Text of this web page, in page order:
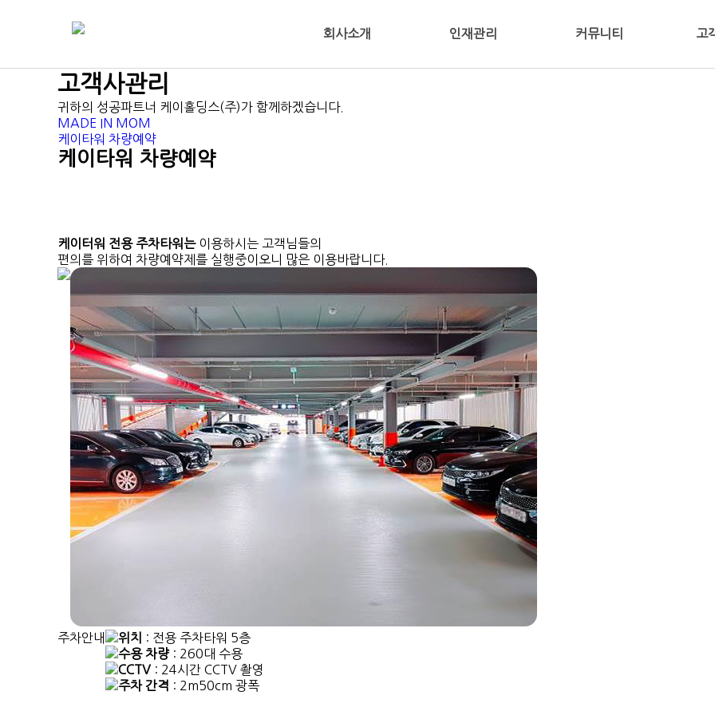
회사소개 인재관리 커뮤니티 고
고객사관리
귀하의 성공파트너 케이홀딩스(주)가 함께하겠습니다.
MADE IN MOM
케이타워 차량예약
케이타워 차량예약
케이터워 전용 주차타워는이용하시는 고객님들의
편의를 위하여 차량예약제를 실행중이오니 많은 이용바랍니다.
주차안내 위치
: 전용 주차타워 5층
수용 차량: 260대 수용
CCTV : 24시간 CCTV 촬영
주차 간격 : 2m50cm 광폭